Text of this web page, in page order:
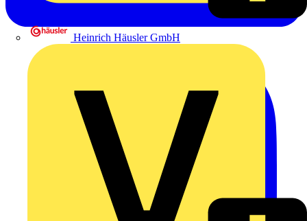
Heinrich Häusler GmbH